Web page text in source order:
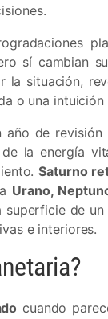
sí cambian
situación,
o una
año de revisión
de la energía
Saturno
Urano,
de
e interiores.
cuando